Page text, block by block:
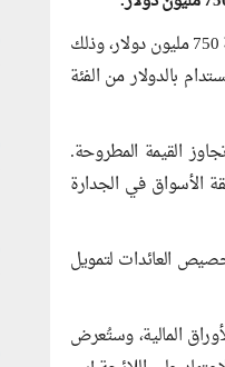
وأعلن البنك في 21 تشرين الثاني/نوفمبر الحالي الطرح الأول لصكوك مستدامة بالدولار الأميركي من الفئة الأولى بقيمة 750 مليون دولار، وذلك
إصدار صكوك مستدام بالدولار من الفئة
القيمة المطروحة.
الأسواق في الجدارة
العائدات لتمويل
لسوق لندن للأوراق المالية، وستُعرض